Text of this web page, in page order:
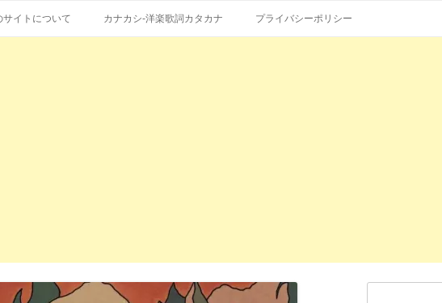
訳、英語の意味、読み方
ン
ン
サイトについて カナカシ-洋楽歌詞カタカナ プライバシーポリシー